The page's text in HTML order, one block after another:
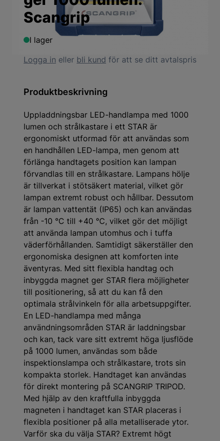
Scangrip
I lager
Logga in eller bli kund för att se ditt avtalspris
Produktbeskrivning
Uppladdningsbar LED-handlampa med 1000
lumen och strålkastare i ett STAR är
ergonomiskt utformad för att användas som
en handhållen LED-lampa, men genom att
förlänga handtagets position kan lampan
förvandlas till en strålkastare. Lampans hölje
är tillverkat i stötsäkert material, vilket gör
lampan extremt robust och hållbar. Dessutom
är lampan vattentät (IP65) och kan användas
från -10 °C till +40 °C, vilket gör det möjligt
att använda lampan utomhus och i tuffa
väderförhållanden. Samtidigt säkerställer den
ergonomiska designen att komforten inte
äventyras. Med sitt flexibla handtag och
inbyggda magnet ger STAR flera möjligheter
till positionering, så att du kan få den
optimala strålvinkeln för alla arbetsuppgifter.
En LED-handlampa med många
användningsområden STAR är laddningsbar
och kan, tack vare sitt extremt höga ljusflöde
på 1000 lumen, användas som både
inspektionslampa och strålkastare, trots sin
kompakta storlek. Handtaget kan användas
för direkt montering på SCANGRIP TRIPOD.
Med hjälp av den kraftfulla inbyggda
magneten i handtaget kan STAR placeras i
flexibla positioner på alla metalliserade ytor.
Varför ska du välja STAR? Extremt högt